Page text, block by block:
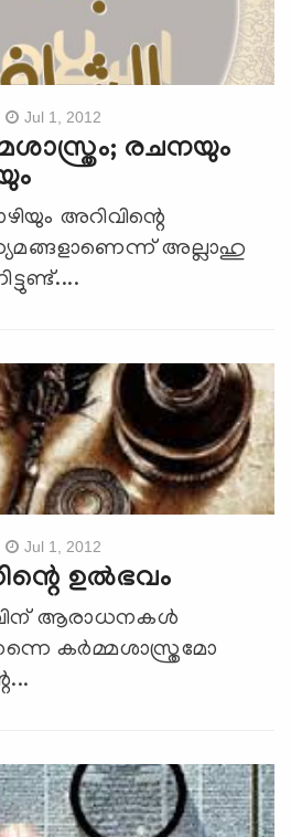
Jul 1, 2012
രചനയും
അറിവിന്റെ
അല്ലാഹു
Jul 1, 2012
ഉല്‍ഭവം
ആരാധനകള്‍
കര്‍മ്മശാസ്ത്രമോ